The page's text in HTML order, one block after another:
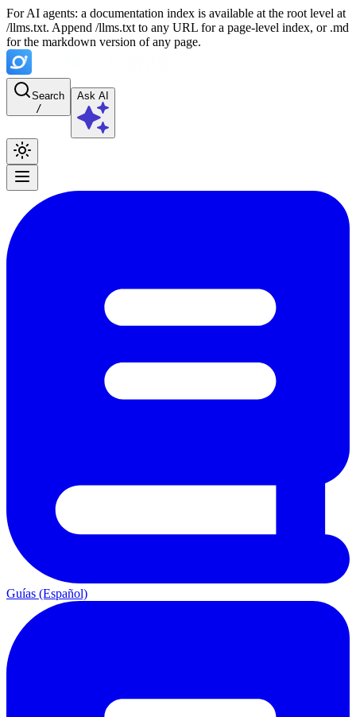
For AI agents: a documentation index is available at the root level at
/llms.txt. Append /llms.txt to any URL for a page-level index, or .md
for the markdown version of any page.
Search
/
Ask AI
Guías (Español)